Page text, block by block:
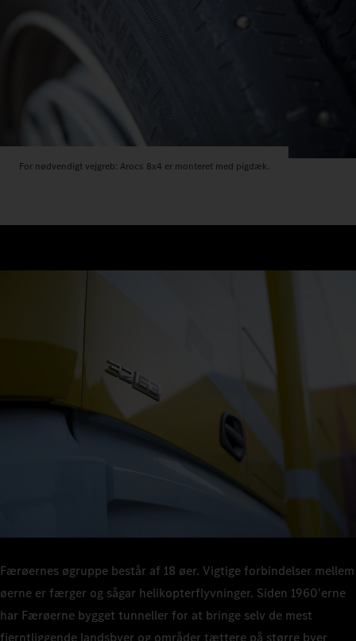
For nødvendigt vejgreb: Arocs 8x4 er monteret med pigdæk.
Færøernes øgruppe består af 18 øer. Vigtige forbindelser mellem
øerne er færger og sågar helikopterflyvninger. Siden 1960'erne
har Færøerne bygget tunneller for at bringe selv de mest